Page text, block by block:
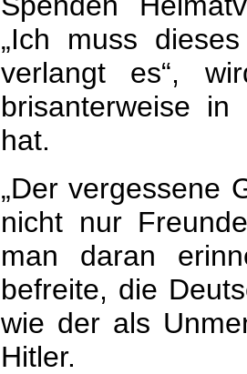
„Ich muss
verlangt es“,
brisanterweise
hat.
„Der vergessene
nicht nur
man daran
befreite, die
wie der als
Hitler.